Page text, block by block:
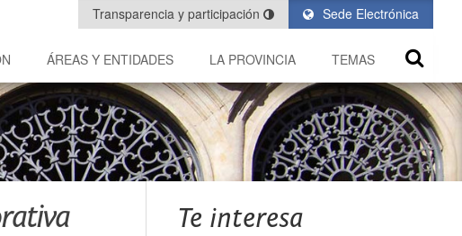
Sede Electrónica
Transparencia y participación
ÁREAS Y ENTIDADES LA PROVINCIA TEMAS
Te interesa